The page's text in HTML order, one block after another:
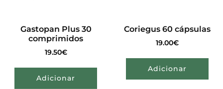
Gastopan Plus 30
comprimidos
19.50€
Adicionar
Coriegus 60 cápsulas
19.00€
Adicionar